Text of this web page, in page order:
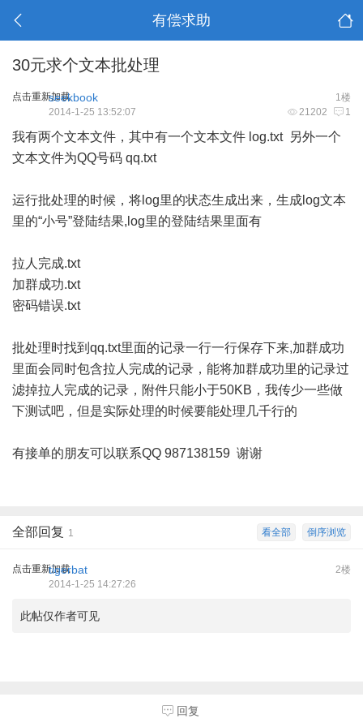
有偿求助
30元求个文本批处理
点击重新加载 1楼
seekbook
21202 1
2014-1-25 13:52:07
我有两个文本文件，其中有一个文本文件 log.txt 另外一个
文本文件为QQ号码 qq.txt
运行批处理的时候，将log里的状态生成出来，生成log文本
里的“小号”登陆结果,log里的登陆结果里面有
拉人完成.txt
加群成功.txt
密码错误.txt
批处理时找到qq.txt里面的记录一行一行保存下来,加群成功
里面会同时包含拉人完成的记录，能将加群成功里的记录过
滤掉拉人完成的记录，附件只能小于50KB，我传少一些做
下测试吧，但是实际处理的时候要能处理几千行的
有接单的朋友可以联系QQ 987138159 谢谢
倒序浏览
看全部
全部回复 1
点击重新加载 2楼
tigerbat
2014-1-25 14:27:26
此帖仅作者可见
回复